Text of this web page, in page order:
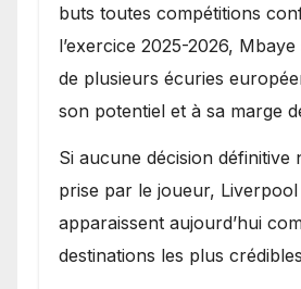
buts toutes compétitions
l’exercice 2025-2026, Mbaye
de plusieurs écuries
son potentiel et à sa marge
Si aucune décision définitive
prise par le joueur,
apparaissent aujourd’hui
destinations les plus